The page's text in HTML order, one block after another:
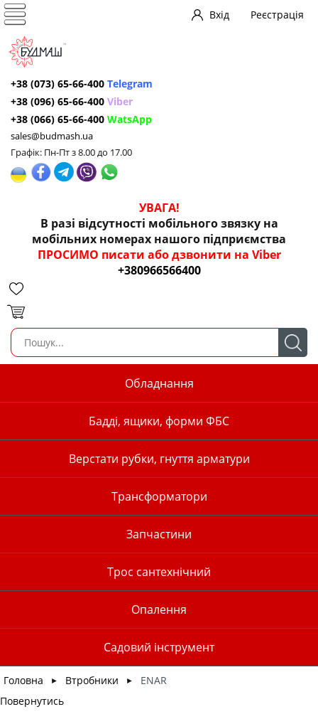
Вхід Реєстрація
+38 (073) 65-66-400 Telegram
+38 (096) 65-66-400 Viber
+38 (066) 65-66-400 WatsApp
sales@budmash.ua
Графік: Пн-Пт з 8.00 до 17.00
УВАГА!
В разі відсутності мобільного звязку на
мобільних номерах нашого підприємства
ПРОСИМО писати або дзвонити на Viber
+380966566400
Обладнання
Бадді, ящики, форми ФБС
Верстати рубки, гнуття арматури
Трансформатори
Запчастини
Трос сантехнічний
Опалення
Садовий інструмент
Головна ► Втробники ►
ENAR
Повернутись